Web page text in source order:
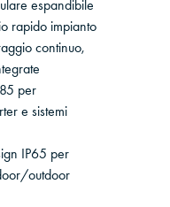
espandibile
rapido impianto
continuo,
per
e sistemi
IP65 per
outdoor